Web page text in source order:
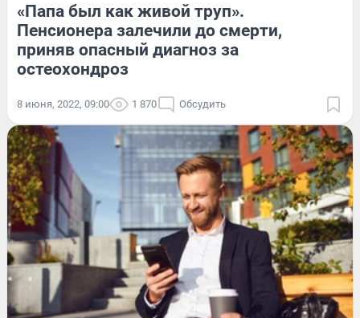
«Папа был как живой труп».
Пенсионера залечили до смерти,
приняв опасный диагноз за
остеохондроз
8 июня, 2022, 09:00 1 870 Обсудить